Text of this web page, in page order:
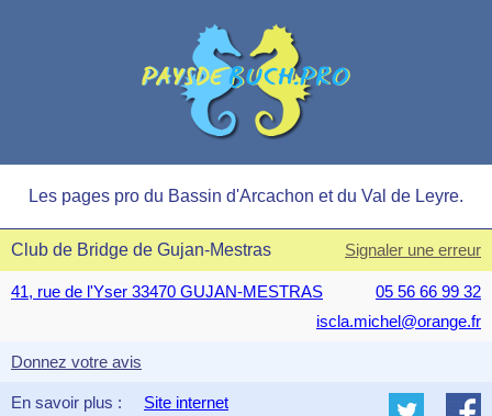
Les pages pro du Bassin d'Arcachon et du Val de Leyre.
Club de Bridge de Gujan-Mestras Signaler une erreur
41, rue de l'Yser 33470 GUJAN-MESTRAS
05 56 66 99 32
iscla.michel@orange.fr
Donnez votre avis
En savoir plus : Site internet